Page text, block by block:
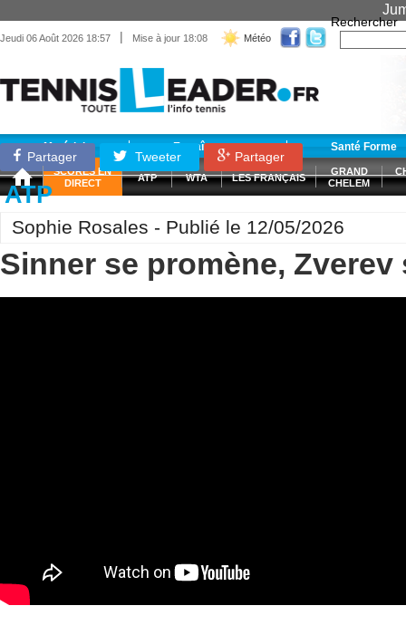
Jeudi 06 Août 2026 18:57 | Mise à jour 18:08 Météo
Rechercher
Matériel Entraînement Santé Forme
SCORES EN
DIRECT
ATP WTA LES FRANÇAIS
GRAND
CHELEM
Partager Tweeter Partager
ATP
Sophie Rosales - Publié le 12/05/2026
Sinner se promène, Zverev